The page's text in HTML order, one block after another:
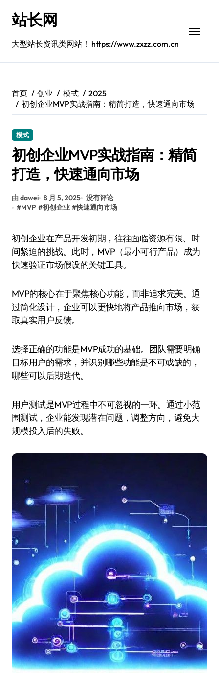
站长网
大型站长资讯类网站！ https://www.zxzz.com.cn
首页 创业 模式
2025
初创企业MVP实战指南：精简打造，快速通向市场
模式
初创企业MVP实战指南：精简
打造，快速通向市场
由 dawei 8 月 5, 2025 没有评论
#MVP #初创企业 #快速通向市场
初创企业在产品开发初期，往往面临资源有限、时
间紧迫的挑战。此时，MVP（最小可行产品）成为
快速验证市场假设的关键工具。
MVP的核心在于聚焦核心功能，而非追求完美。通
过简化设计，企业可以更快地将产品推向市场，获
取真实用户反馈。
选择正确的功能是MVP成功的基础。团队需要明确
目标用户的需求，并识别哪些功能是不可或缺的，
哪些可以后期迭代。
用户测试是MVP过程中不可忽视的一环。通过小范
围测试，企业能发现潜在问题，调整方向，避免大
规模投入后的失败。